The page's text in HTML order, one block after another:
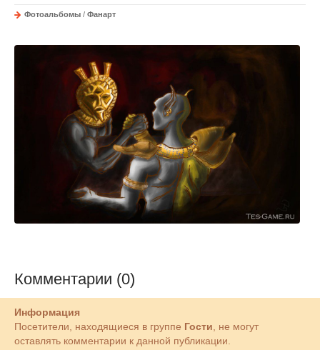
Фотоальбомы / Фанарт
Комментарии (0)
Информация
Посетители, находящиеся в группе Гости , не могут
оставлять комментарии к данной публикации.